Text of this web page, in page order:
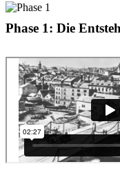
Phase 1: Die